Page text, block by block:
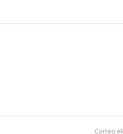
Correo